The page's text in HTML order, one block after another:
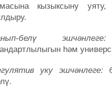
кызыксыну
белү эшчәнлеге:
һәм
уку эшчәнлеге: